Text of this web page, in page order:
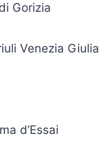
Gorizia
Venezia Giulia
d’Essai